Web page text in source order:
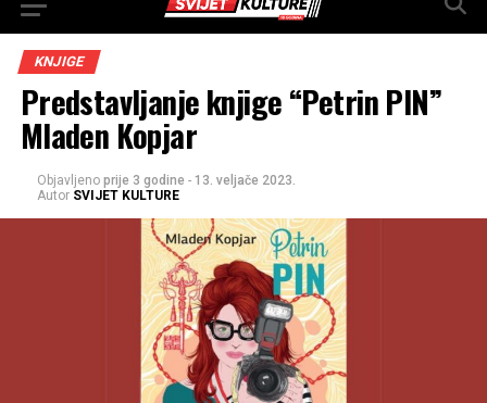
KNJIGE
Predstavljanje knjige “Petrin PIN”
Mladen Kopjar
Objavljeno prije 3 godine - 13. veljače 2023.
Autor SVIJET KULTURE